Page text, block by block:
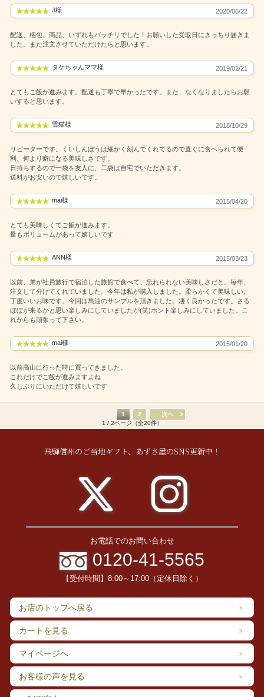
J様 2020/06/22
配送、梱包、商品、いずれもバッチリでした！お願いした受取日にきっちり届きま
した。また注文させていただけたらと思います。
タケちゃんママ様 2019/02/21
とてもご飯が進みます。配送も丁寧で早かったです。また、なくなりましたらお願
いすると思います。
雪猫様 2018/10/29
リピーターです。くいしんぼうは細かく刻んでくれてるので直ぐに食べられて便
利、何より癖になる美味しさです。
日持ちするので一袋を友人に、二袋は自宅でいただきます。
送料がお安いので嬉しいです。
mai様 2015/04/20
とても美味しくてご飯が進みます。
量もボリュームがあって嬉しいです
ANN様 2015/03/23
以前、弟が社員旅行で宿泊した旅館で食べて、忘れられない美味しさだと。毎年、
注文して分けてくれていました。今年は私が購入しました。柔らかくて美味しい。
丁度いいお味です。今回は馬油のサンプルを頂きました。凄く良かったです。さる
ぼぼが来るかと思い楽しみにしていましたが(笑)ホント楽しみにしていました。こ
れからも頑張って下さい。
mai様 2015/01/20
以前高山に行った時に買ってきました。
これだけでご飯が進みますよね
久しぶりにいただけて嬉しいです
1 2
次へ
1 / 2ページ（全20件）
飛騨信州のご当地ギフト、あずさ屋のSNS更新中！
お電話でのお問い合わせ
0120-41-5565
【受付時間】8:00～17:00（定休日除く）
お店のトップへ戻る
カートを見る
マイページへ
お客様の声を見る